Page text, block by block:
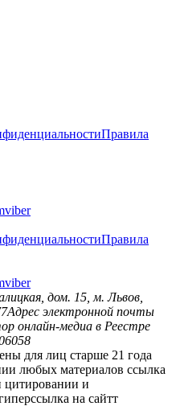
Правила
viber
Правила
viber
дом. 15, м. Львов,
Адрес электронной почты
онлайн-медиа в Реестре
для лиц старше 21 года
любых материалов ссылка
цитировании и
на сайтт